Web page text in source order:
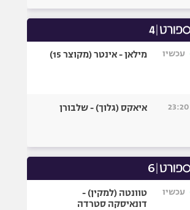
עכשיו מילאן - אינטר (מקוצר 15)
23:20 איאקס (גלוך) - שלבורן
עכשיו
טוונטה (למקין) -
דונאיסקה סטרדה